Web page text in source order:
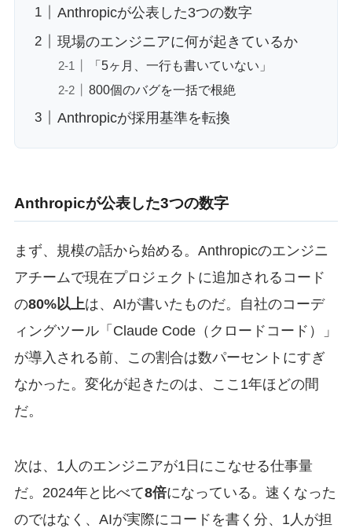
Anthropicが公表した3つの数字
現場のエンジニアに何が起きているか
「5ヶ月、一行も書いていない」
800個のバグを一括で根絶
Anthropicが採用基準を転換
Anthropicが公表した3つの数字
まず、規模の話から始める。Anthropicのエンジニ
アチームで現在プロジェクトに追加されるコード
の80%以上は、AIが書いたものだ。自社のコーデ
ィングツール「Claude Code（クロードコード）」
が導入される前、この割合は数パーセントにすぎ
なかった。変化が起きたのは、ここ1年ほどの間
だ。
次は、1人のエンジニアが1日にこなせる仕事量
だ。2024年と比べて8倍になっている。速くなった
のではなく、AIが実際にコードを書く分、1人が担